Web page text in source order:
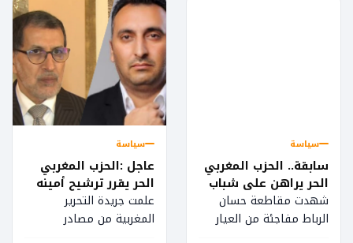
سياسة
سابقة.. الحزب المغربي
الحر يراهن على شباب
التغيير بمقاطعة حسان
الرباط
شهدت مقاطعة حسان
الرباط مفاجئة من العيار
سياسة
عاجل :الحزب المغربي
الحر يقرر ترشيح أمينه
العام في دائرة الرباط
المحيط لمواجهة رئيس
علمت جريدة التحرير
المغربية من مصادر